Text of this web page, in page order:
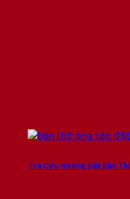
Tra Cứu Hướng Đặt Bàn